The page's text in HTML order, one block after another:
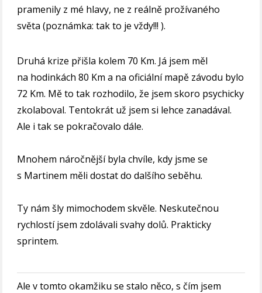
pramenily z mé hlavy, ne z reálně prožívaného
světa (poznámka: tak to je vždy!!! ).
Druhá krize přišla kolem 70 Km. Já jsem měl
na hodinkách 80 Km a na oficiální mapě závodu bylo
72 Km. Mě to tak rozhodilo, že jsem skoro psychicky
zkolaboval. Tentokrát už jsem si lehce zanadával.
Ale i tak se pokračovalo dále.
Mnohem náročnější byla chvíle, kdy jsme se
s Martinem měli dostat do dalšího seběhu.
Ty nám šly mimochodem skvěle. Neskutečnou
rychlostí jsem zdolávali svahy dolů. Prakticky
sprintem.
Ale v tomto okamžiku se stalo něco, s čím jsem